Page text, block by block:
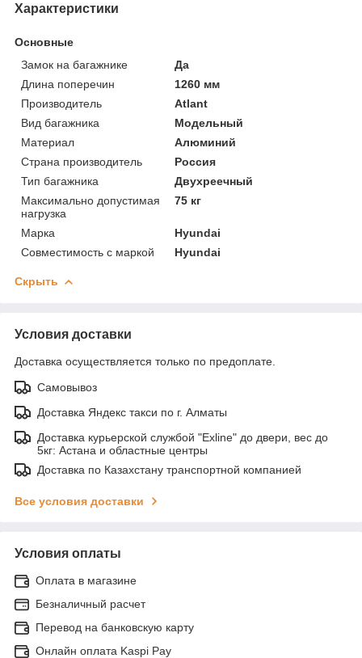
Характеристики
Основные
Замок на багажнике
Да
Длина поперечин
1260 мм
Производитель
Atlant
Вид багажника
Модельный
Материал
Алюминий
Страна производитель
Россия
Тип багажника
Двухреечный
Максимально допустимая
нагрузка
75 кг
Марка
Hyundai
Совместимость с маркой
Hyundai
Скрыть
Условия доставки
Доставка осуществляется только по предоплате.
Самовывоз
Доставка Яндекс такси по г. Алматы
Доставка курьерской службой "Exline" до двери, вес до
5кг: Астана и областные центры
Доставка по Казахстану транспортной компанией
Все условия доставки
Условия оплаты
Оплата в магазине
Безналичный расчет
Перевод на банковскую карту
Онлайн оплата Kaspi Pay